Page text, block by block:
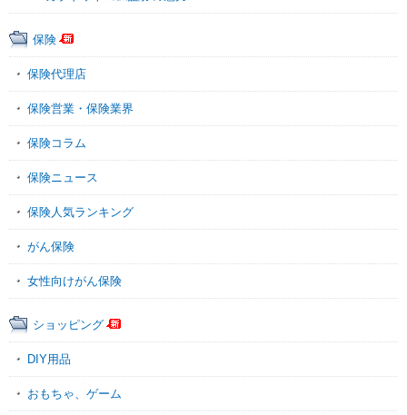
保険
保険代理店
保険営業・保険業界
保険コラム
保険ニュース
保険人気ランキング
がん保険
女性向けがん保険
ショッピング
DIY用品
おもちゃ、ゲーム